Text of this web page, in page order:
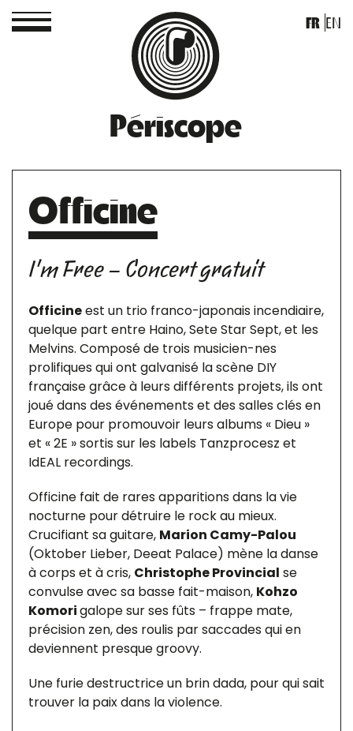
Périscope
FR EN
Officine
I'm Free – Concert gratuit
Officineest un trio franco-japonais incendiaire,
quelque part entre Haino, Sete Star Sept, et les
Melvins. Composé de trois musicien-nes
prolifiques qui ont galvanisé la scène DIY
française grâce à leurs différents projets, ils ont
joué dans des événements et des salles clés en
Europe pour promouvoir leurs albums « Dieu »
et « 2E » sortis sur les labels Tanzprocesz et
IdEAL recordings.
Officine fait de rares apparitions dans la vie
nocturne pour détruire le rock au mieux.
Crucifiant sa guitare, Marion Camy-Palou
(Oktober Lieber, Deeat Palace) mène la danse
à corps et à cris, Christophe Provincial se
convulse avec sa basse fait-maison, Kohzo
Komorigalope sur ses fûts – frappe mate,
précision zen, des roulis par saccades qui en
deviennent presque groovy.
Une furie destructrice un brin dada, pour qui sait
trouver la paix dans la violence.